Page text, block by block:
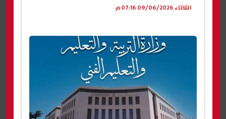
الثلاثاء 09/06/2026 07:16 م